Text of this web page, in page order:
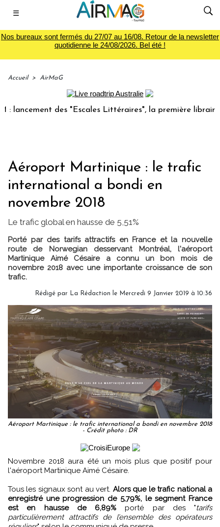
☰
Nos bureaux sont fermés du 27/07 au 16/08. Retour de la newsletter
quotidienne le 24/08/2026. Bel été !
Accueil > AirMaG
des "Escales Littéraires", la première librairie du
Aéroport Martinique : le trafic
international a bondi en
novembre 2018
Le trafic global en hausse de 5,51%
Porté par des tarifs attractifs en France et la nouvelle
route de Norwegian desservant Montréal, l'aéroport
Martinique Aimé Césaire a connu un bon mois de
novembre 2018 avec une importante croissance de son
trafic.
Rédigé par La Rédaction le Mercredi 9 Janvier 2019 à 10:36
Aéroport Martinique : le trafic international a bondi en novembre 2018
- Crédit photo : DR
Novembre 2018 aura été un mois plus que positif pour
l'aéroport Martinique Aimé Césaire.
Tous les signaux sont au vert. Alors que le trafic national a
enregistré une progression de 5,79%, le segment France
est en hausse de 6,89% porté par des "tarifs
particulièrement attractifs de l’ensemble des opérateurs